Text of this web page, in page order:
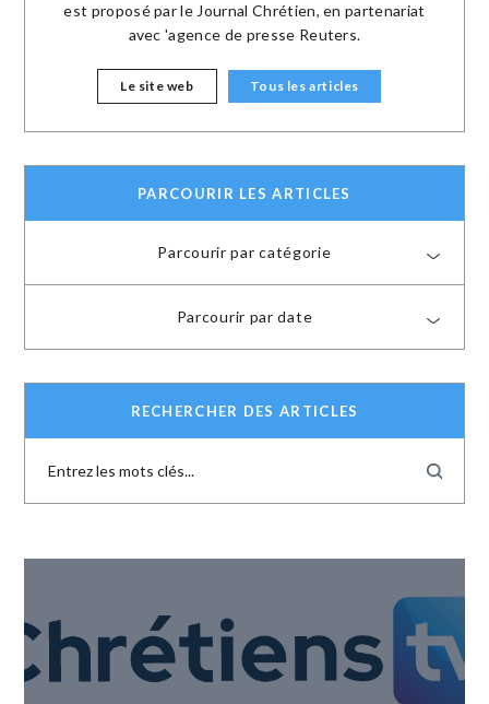
est proposé par le Journal Chrétien, en partenariat
avec 'agence de presse Reuters.
Le site web Tous les articles
PARCOURIR LES ARTICLES
Parcourir par catégorie
Parcourir par date
RECHERCHER DES ARTICLES